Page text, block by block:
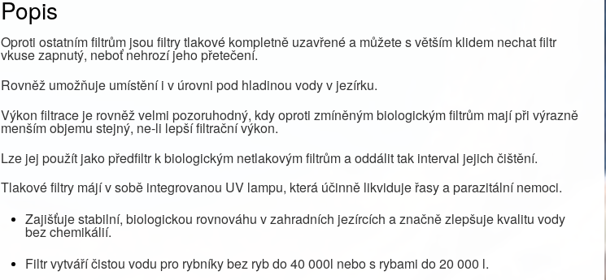
Popis
Oproti ostatním filtrům jsou filtry tlakové kompletně uzavřené a můžete s větším klidem nechat filtr
vkuse zapnutý, neboť nehrozí jeho přetečení.
Rovněž umožňuje umístění i v úrovni pod hladinou vody v jezírku.
Výkon filtrace je rovněž velmi pozoruhodný, kdy oproti zmíněným biologickým filtrům mají při výrazně
menším objemu stejný, ne-li lepší filtrační výkon.
Lze jej použít jako předfiltr k biologickým netlakovým filtrům a oddálit tak interval jejich čištění.
Tlakové filtry májí v sobě integrovanou UV lampu, která účinně likviduje řasy a parazitální nemoci.
Zajišťuje stabilní, biologickou rovnováhu v zahradních jezírcích a značně zlepšuje kvalitu vody
bez chemikálií.
Filtr vytváří čistou vodu pro rybníky bez ryb do 40 000l nebo s rybami do 20 000 l.